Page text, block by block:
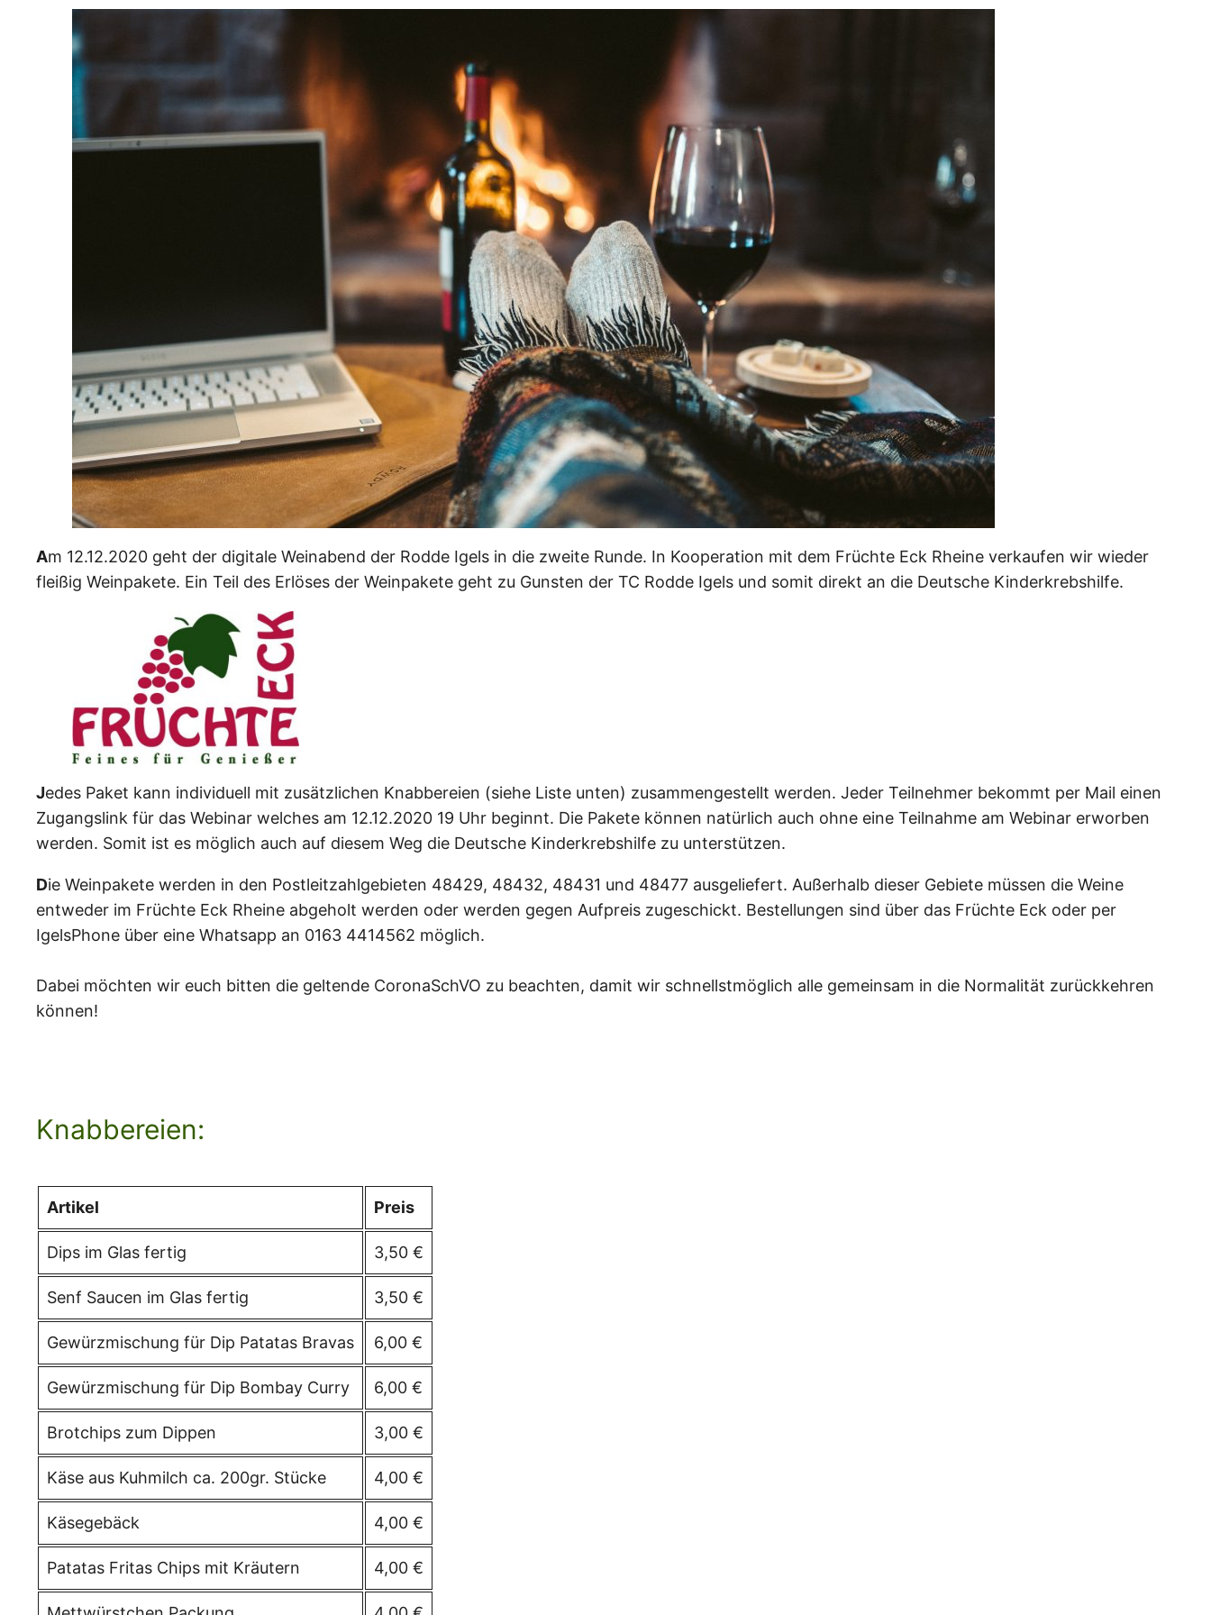
Am 12.12.2020 geht der digitale Weinabend der Rodde Igels in die zweite Runde. In Kooperation mit dem Früchte Eck Rheine verkaufen wir wieder
fleißig Weinpakete. Ein Teil des Erlöses der Weinpakete geht zu Gunsten der TC Rodde Igels und somit direkt an die Deutsche Kinderkrebshilfe.
Jedes Paket kann individuell mit zusätzlichen Knabbereien (siehe Liste unten) zusammengestellt werden. Jeder Teilnehmer bekommt per Mail einen
Zugangslink für das Webinar welches am 12.12.2020 19 Uhr beginnt. Die Pakete können natürlich auch ohne eine Teilnahme am Webinar erworben
werden. Somit ist es möglich auch auf diesem Weg die Deutsche Kinderkrebshilfe zu unterstützen.
Die Weinpakete werden in den Postleitzahlgebieten 48429, 48432, 48431 und 48477 ausgeliefert. Außerhalb dieser Gebiete müssen die Weine
entweder im Früchte Eck Rheine abgeholt werden oder werden gegen Aufpreis zugeschickt. Bestellungen sind über das Früchte Eck oder per
IgelsPhone über eine Whatsapp an 0163 4414562 möglich.
Dabei möchten wir euch bitten die geltende CoronaSchVO zu beachten, damit wir schnellstmöglich alle gemeinsam in die Normalität zurückkehren
können!
Knabbereien:
Artikel Preis
Dips im Glas fertig 3,50 €
Senf Saucen im Glas fertig 3,50 €
Gewürzmischung für Dip Patatas Bravas 6,00 €
Gewürzmischung für Dip Bombay Curry 6,00 €
Brotchips zum Dippen 3,00 €
Käse aus Kuhmilch ca. 200gr. Stücke 4,00 €
Käsegebäck 4,00 €
Patatas Fritas Chips mit Kräutern 4,00 €